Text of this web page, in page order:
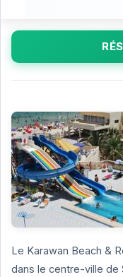
Le Karawan Beach &
dans le centre-ville de